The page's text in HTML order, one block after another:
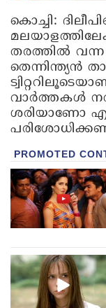
കൊച്ചി:
തരത്തില്‍ വന്ന
തെന്നിന്ത്യന്‍
വാര്‍ത്തകള്‍
ശരിയാണോ